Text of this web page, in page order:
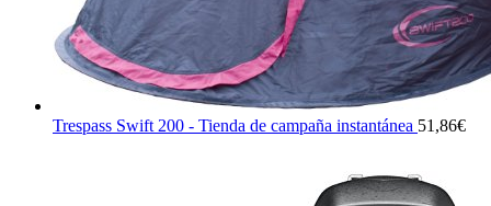
Trespass Swift 200 - Tienda de campaña instantánea 51,86€